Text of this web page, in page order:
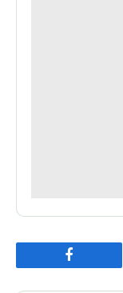
Facebook